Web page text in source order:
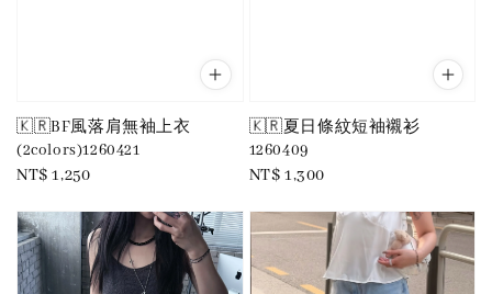
🇰🇷BF風落肩無袖上衣
(2colors)1260421
Regular
NT$ 1,250
🇰🇷夏日條紋短袖襯衫
1260409
Regular
NT$ 1,300